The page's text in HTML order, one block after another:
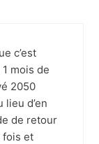
c’est
mois de
2050
lieu d’en
de retour
fois et